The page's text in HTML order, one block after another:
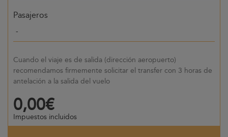
Pasajeros
Cuando el viaje es de salida (dirección aeropuerto)
recomendamos firmemente solicitar el transfer con 3 horas de
antelación a la salida del vuelo
0,00€
Impuestos incluidos